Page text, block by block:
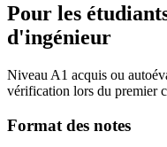
Pour les
d'ingénieur
Niveau A1 acquis ou
vérification lors du premier
Format des notes